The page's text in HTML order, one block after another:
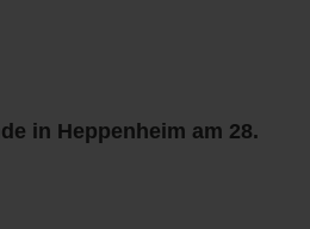
in Heppenheim am 28.